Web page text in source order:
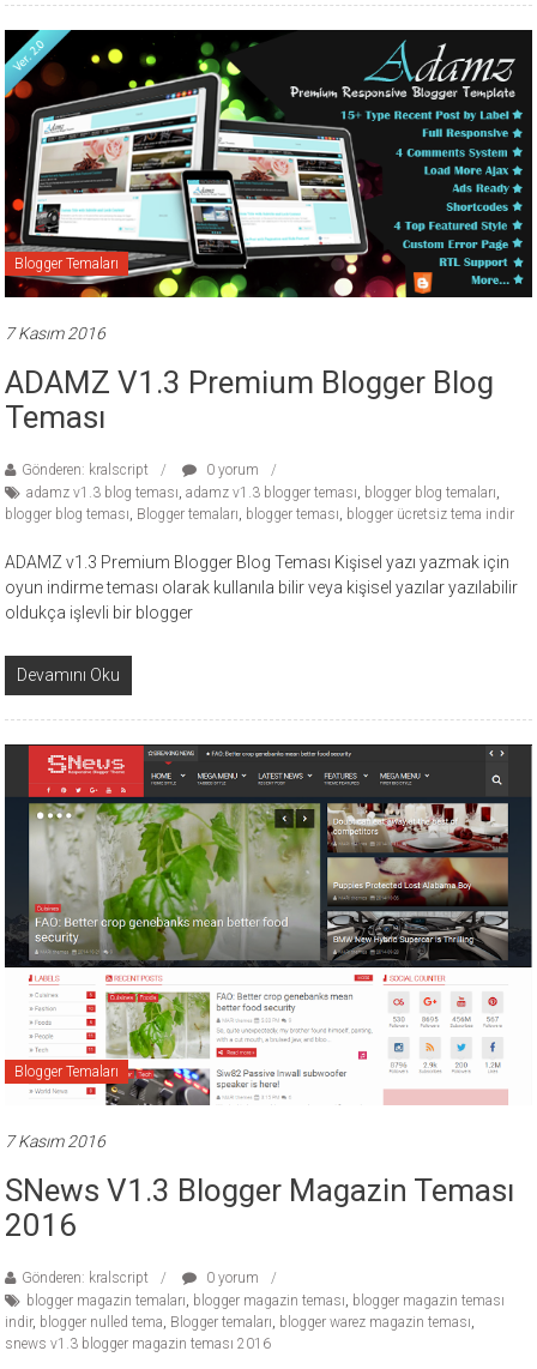
Blogger Temaları
7 Kasım 2016
ADAMZ V1.3 Premium Blogger Blog
Teması
Gönderen: kralscript
0 yorum
adamz v1.3 blog teması,adamz v1.3 blogger teması, blogger blog temaları,
blogger blog teması, Blogger temaları, blogger teması, blogger ücretsiz tema indir
ADAMZ v1.3 Premium Blogger Blog Teması Kişisel yazı yazmak için
oyun indirme teması olarak kullanıla bilir veya kişisel yazılar yazılabilir
oldukça işlevli bir blogger
Devamını Oku
Blogger Temaları
7 Kasım 2016
SNews V1.3 Blogger Magazin Teması
2016
Gönderen: kralscript
0 yorum
blogger magazin temaları, blogger magazin teması, blogger magazin teması
indir, blogger nulled tema, Blogger temaları, blogger warez magazin teması,
snews v1.3 blogger magazin teması 2016